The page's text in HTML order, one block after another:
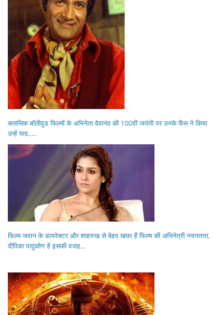
क्लासिक बॉलीवुड फिल्मों के अभिनेता देवानंद की 100वीं जयंती पर उनके फैंस ने किया
उन्हें याद…..
फिल्म जवान के डायरेक्टर और शाहरुख से बेहद खफा हैं फिल्म की अभिनेत्री नयनतारा,
दीपिका पादुकोण है इसकी वजह…